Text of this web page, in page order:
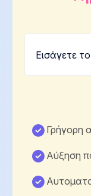
Γρήγορη
Αύξηση